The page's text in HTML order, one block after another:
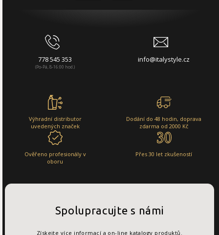
778 545 353
(Po-Pá, 8-16:00 hod.)
info@italystyle.cz
Výhradní distributor
uvedených značek
Dodání do 48 hodin, doprava
zdarma od 2000 Kč
Ověřeno profesionály v
oboru
Přes 30 let zkušeností
Spolupracujte s námi
Získejte více informací a on-line katalogy produktů.